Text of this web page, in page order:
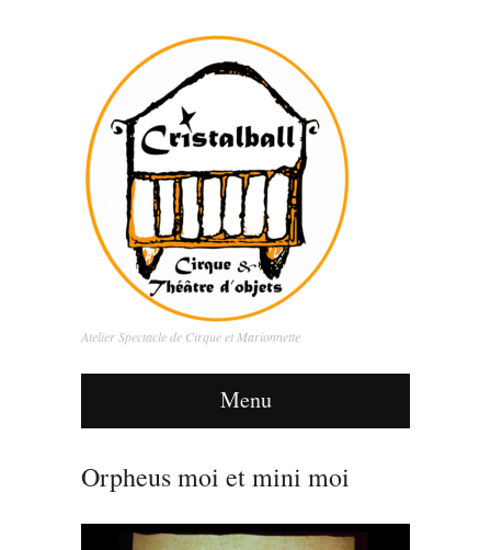
Atelier Spectacle de Cirque et Marionnette
Menu
Orpheus moi et mini moi